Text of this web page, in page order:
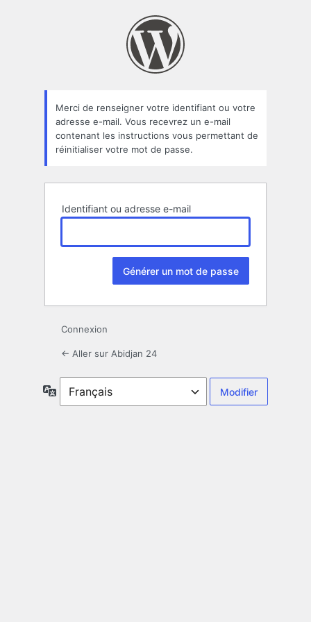
oublié
Merci de renseigner votre identifiant ou votre
adresse e-mail. Vous recevrez un e-mail
contenant les instructions vous permettant de
réinitialiser votre mot de passe.
Identifiant ou adresse e-mail
Connexion
← Aller sur Abidjan 24
Langue